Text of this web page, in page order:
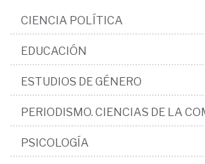
CIENCIA POLÍTICA
EDUCACIÓN
ESTUDIOS DE GÉNERO
PERIODISMO. CIENCIAS DE LA
PSICOLOGÍA